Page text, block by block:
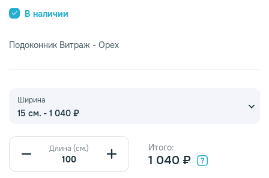
В наличии
Подоконник Витраж - Орех
Ширина
15 см. - 1 040 ₽
Длина (см.) Итого:
1 040 ₽